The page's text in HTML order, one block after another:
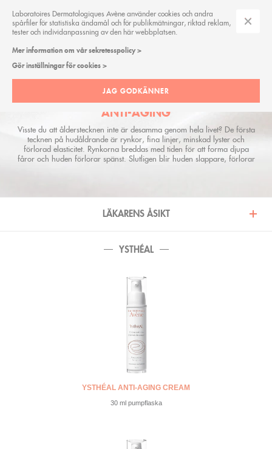
Laboratoires Dermatologiques Avène använder cookies och andra
spårfiler för statistiska ändamål och för publikmätningar, riktad reklam,
tester och individanpassning av den här webbplatsen.
Mer information om vår sekretesspolicy >
Gör inställningar för cookies >
JAG GODKÄNNER
PRODUKTLINJE/BEHOVSÖK
ANTI-AGING
Visste du att ålderstecknen inte är desamma genom hela livet? De första
tecknen på hudåldrande är rynkor, fina linjer, minskad lyster och
förlorad elasticitet. Rynkorna breddas med tiden för att forma djupa
fåror och huden förlorar spänst. Slutligen blir huden slappare, förlorar
LÄKARENS ÅSIKT
YSTHÉAL
YSTHÉAL ANTI-AGING CREAM
30 ml pumpflaska